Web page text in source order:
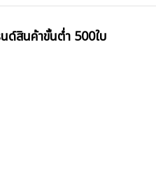
ด์สินค้าขั้นต่ำ 500ใบ